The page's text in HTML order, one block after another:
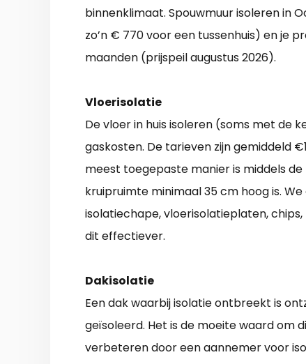
binnenklimaat. Spouwmuur isoleren in
zo’n € 770 voor een tussenhuis) en je
maanden (prijspeil augustus 2026).
Vloerisolatie
De vloer in huis isoleren (soms met de
gaskosten. De tarieven zijn gemiddeld
meest toegepaste manier is middels
kruipruimte minimaal 35 cm hoog is.
isolatiechape, vloerisolatieplaten,
dit effectiever.
Dakisolatie
Een dak waarbij isolatie ontbreekt is
geïsoleerd. Het is de moeite waard om
verbeteren door een aannemer voor